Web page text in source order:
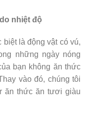
nhiệt độ
biệt là động vật có vú,
những ngày nóng
bạn không ăn thức
vào đó, chúng tôi
ăn thức ăn tươi giàu